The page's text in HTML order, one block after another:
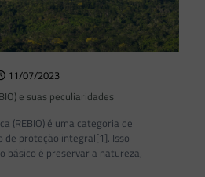
11/07/2023
e suas peculiaridades
é uma categoria de
de proteção integral[1]. Isso
básico é preservar a natureza,